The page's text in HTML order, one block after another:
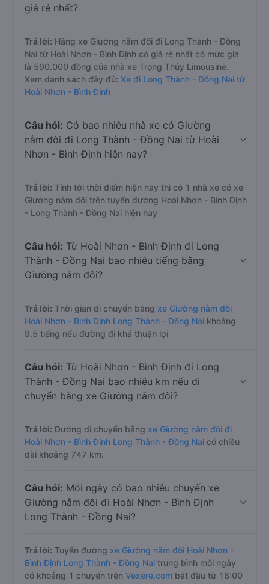
giá rẻ nhất?
Trả lời: Hãng xe Giường nằm đôi đi Long Thành - Đồng
Nai từ Hoài Nhơn - Bình Định có giá rẻ nhất có mức giá
là 590.000 đồng của nhà xe Trọng Thủy Limousine.
Xem danh sách đầy đủ: Xe đi Long Thành - Đồng Nai từ
Hoài Nhơn - Bình Định
Câu hỏi: Có bao nhiêu nhà xe có Giường
nằm đôi đi Long Thành - Đồng Nai từ Hoài
Nhơn - Bình Định hiện nay?
Trả lời: Tính tới thời điểm hiện nay thì có 1 nhà xe có xe
Giường nằm đôi trên tuyến đường Hoài Nhơn - Bình Định
- Long Thành - Đồng Nai hiện nay
Câu hỏi: Từ Hoài Nhơn - Bình Định đi Long
Thành - Đồng Nai bao nhiêu tiếng bằng
Giường nằm đôi?
Trả lời: Thời gian di chuyển bằng xe Giường nằm đôi
Hoài Nhơn - Bình Định Long Thành - Đồng Nai khoảng
9.5 tiếng nếu đường đi khá thuận lợi
Câu hỏi: Từ Hoài Nhơn - Bình Định đi Long
Thành - Đồng Nai bao nhiêu km nếu di
chuyển bằng xe Giường nằm đôi?
Trả lời: Đường di chuyển bằng xe Giường nằm đôi đi
Hoài Nhơn - Bình Định Long Thành - Đồng Nai có chiều
dài khoảng 747 km.
Câu hỏi: Mỗi ngày có bao nhiêu chuyến xe
Giường nằm đôi đi Hoài Nhơn - Bình Định
Long Thành - Đồng Nai?
Trả lời: Tuyến đường xe Giường nằm đôi Hoài Nhơn -
Bình Định Long Thành - Đồng Nai trung bình mỗi ngày
có khoảng 1 chuyến trên Vexere.com bắt đầu từ 18:00